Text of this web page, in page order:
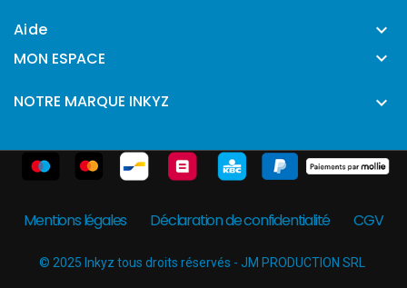
Aide 
MON ESPACE 
NOTRE MARQUE INKYZ 
Mentions légales Déclaration de confidentialité CGV
© 2025 Inkyz tous droits réservés - JM PRODUCTION SRL